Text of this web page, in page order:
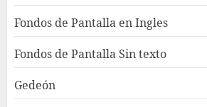
Fondos de Pantalla en Ingles
Fondos de Pantalla Sin texto
Gedeón